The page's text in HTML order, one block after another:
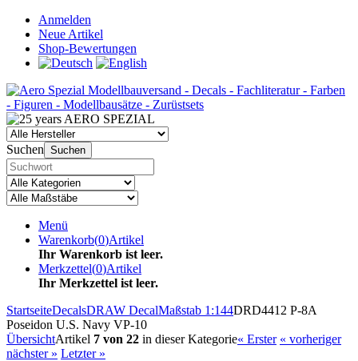
Anmelden
Neue Artikel
Shop-Bewertungen
Suchen Suchen
Menü
Warenkorb(0)Artikel
Ihr Warenkorb ist leer.
Merkzettel(0)Artikel
Ihr Merkzettel ist leer.
StartseiteDecalsDRAW DecalMaßstab 1:144DRD4412 P-8A
Poseidon U.S. Navy VP-10
ÜbersichtArtikel 7 von 22 in dieser Kategorie« Erster « vorheriger
nächster » Letzter »